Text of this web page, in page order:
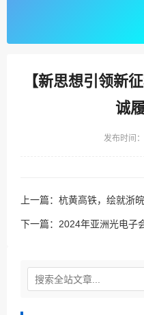
【新思想引领新
诚
发布时间
上一篇： 杭黄高铁，绘就浙
下一篇： 2024年亚洲光电子